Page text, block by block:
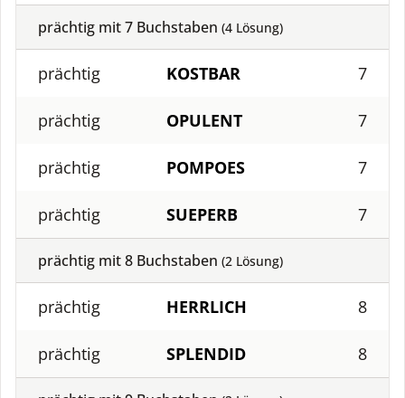
prächtig mit7 Buchstaben (4 Lösung)
prächtig KOSTBAR 7
prächtig OPULENT 7
prächtig POMPOES 7
prächtig SUEPERB 7
prächtig mit8 Buchstaben (2 Lösung)
prächtig HERRLICH 8
prächtig SPLENDID 8